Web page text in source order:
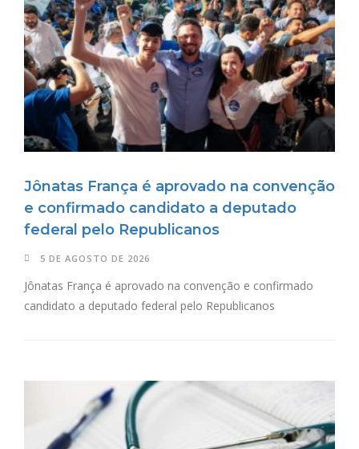
Jônatas França é aprovado na convenção
e confirmado candidato a deputado
federal pelo Republicanos
5 DE AGOSTO DE 2026
Jônatas França é aprovado na convenção e confirmado
candidato a deputado federal pelo Republicanos